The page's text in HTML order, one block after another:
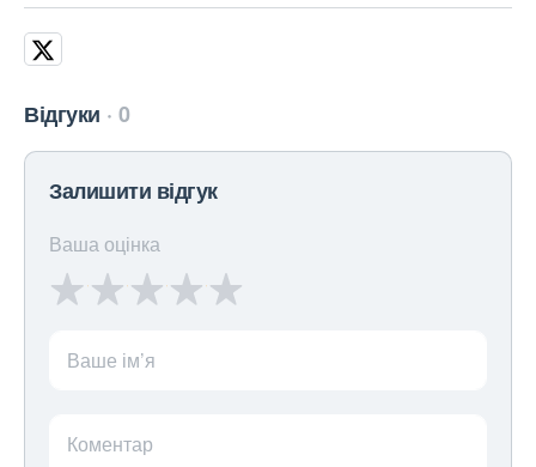
Відгуки 0
Залишити відгук
Ваша оцінка
Ваше ім’я
Коментар